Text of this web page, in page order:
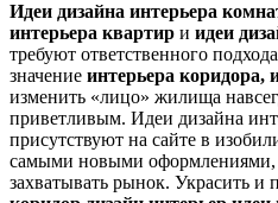
Идеи дизайна интерьера
интерьера квартир и идеи
требуют ответственного
значение интерьера коридора,
изменить «лицо» жилища
приветливым. Идеи дизайна
присутствуют на сайте в
самыми новыми оформлениями,
захватывать рынок. Украсить и